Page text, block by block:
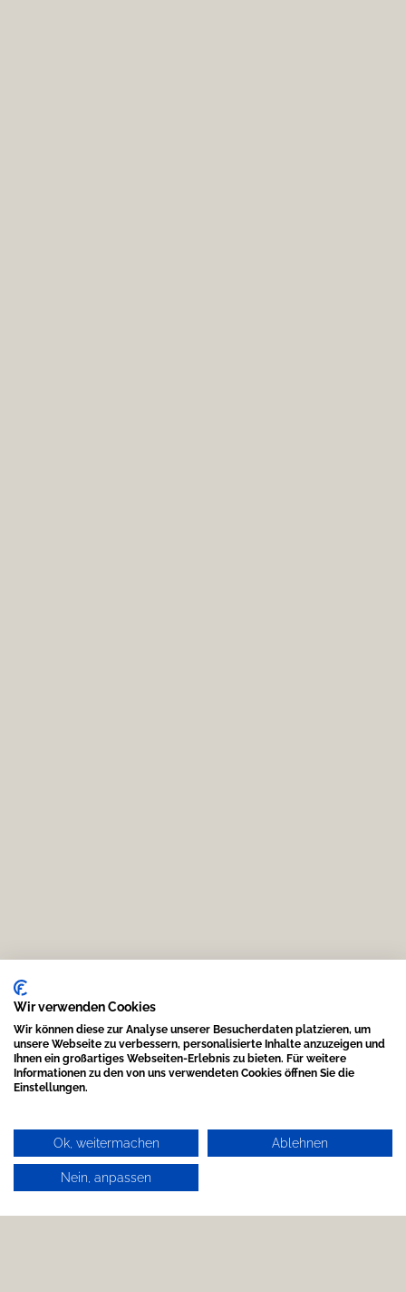
Wir verwenden Cookies
Wir können diese zur Analyse unserer Besucherdaten platzieren, um
unsere Webseite zu verbessern, personalisierte Inhalte anzuzeigen und
Ihnen ein großartiges Webseiten-Erlebnis zu bieten. Für weitere
Informationen zu den von uns verwendeten Cookies öffnen Sie die
Einstellungen.
Ok, weitermachen Ablehnen
Nein, anpassen